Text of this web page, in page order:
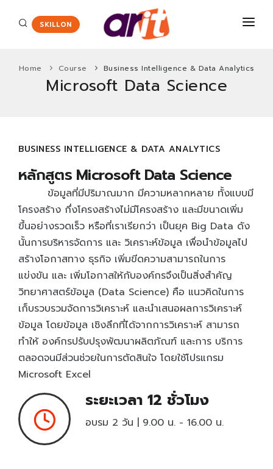
SKILLON
COURSES
Agriscience and Technology Careers
App Development with Swift Certification
Autodesk Certified User Certificate
Critical Career Skills
Cisco
Entrepreneurship and Small Business
Health Sciences Careers
Hospitality and Culinary Arts Careers
IC3 Digital Literacy Certification HOT
IC3 Spark
Intuit Personal Finance
New
IT Specialist Certification HOT
Meta Certified
PROMOTION
ABOUT US
CONTACT
Home Course Business Intelligence & Data Analytics
Microsoft Data Science
BUSINESS INTELLIGENCE & DATA ANALYTICS
หลักสูตร Microsoft Data Science
ข้อมูลที่มีปริมาณมาก มีความหลากหลาย ทั้งแบบมี
โครงสร้าง กึ่งโครงสร้างไม่มีโครงสร้าง และมีขนาดเพิ่ม
ขึ้นอย่างรวดเร็ว หรือที่เราเรียกว่า เป็นยุค Big Data ดัง
นั้นการบริหารจัดการ และ วิเคราะห์ข้อมูล เพื่อนำข้อมูลไป
สร้างโอกาสทาง ธุรกิจ เพิ่มขีดความสามารถในการ
แข่งขัน และ เพิ่มโอกาสให้กับองค์กรจึงเป็นสิ่งสำคัญ
วิทยาศาสตร์ข้อมูล (Data Science) คือ แนวคิดในการ
เก็บรวบรวมจัดการวิเคราะห์ และนำเสนอผลการวิเคราะห์
ข้อมูล โดยข้อมูล เชิงลึกที่ได้จากการวิเคราะห์ สามารถ
ทำให้ องค์กรปรับปรุงพัฒนาผลิตภัณฑ์ และการ บริการ
ตลอดจนมีส่วนช่วยในการตัดสินใจ โดยใช้โปรแกรม
Microsoft Excel
ระยะเวลา 12 ชั่วโมง
อบรม 2 วัน | 9.00 น. - 16.00 น.